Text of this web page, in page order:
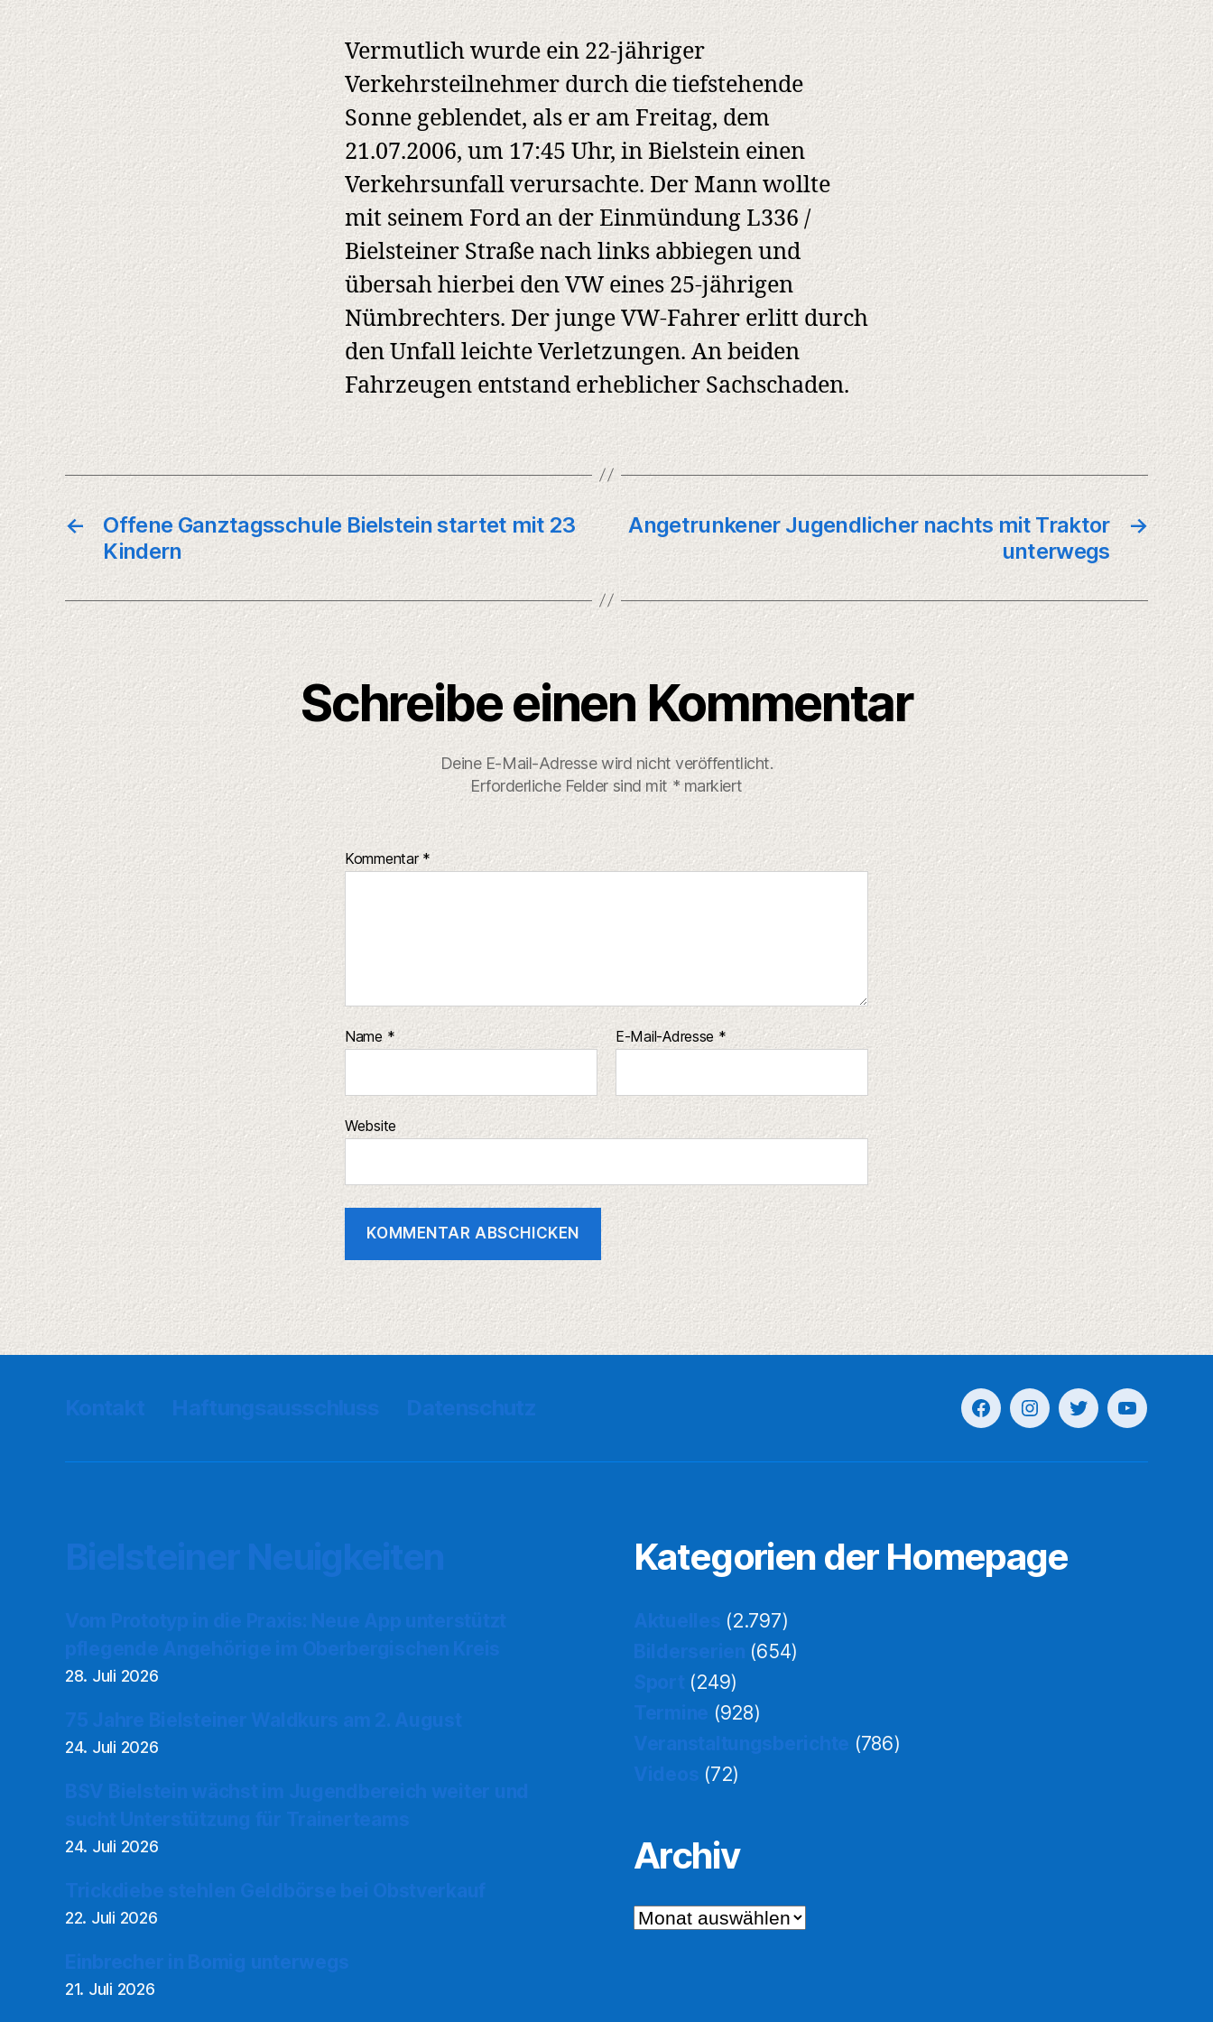
Vermutlich wurde ein 22-jähriger
Verkehrsteilnehmer durch die tiefstehende
Sonne geblendet, als er am Freitag, dem
21.07.2006, um 17:45 Uhr, in Bielstein einen
Verkehrsunfall verursachte. Der Mann wollte
mit seinem Ford an der Einmündung L336 /
Bielsteiner Straße nach links abbiegen und
übersah hierbei den VW eines 25-jährigen
Nümbrechters. Der junge VW-Fahrer erlitt durch
den Unfall leichte Verletzungen. An beiden
Fahrzeugen entstand erheblicher Sachschaden.
←
Offene Ganztagsschule Bielstein startet mit 23
Kindern
→
Angetrunkener Jugendlicher nachts mit Traktor
unterwegs
Schreibe einen Kommentar
Deine E-Mail-Adresse wird nicht veröffentlicht.
Erforderliche Felder sind mit *markiert
Kommentar*
Name * E-Mail-Adresse *
Website
28. Juli 2026
24. Juli 2026
24. Juli 2026
22. Juli 2026
21. Juli 2026
Kategorien der Homepage
(2.797)
(654)
(249)
(928)
(786)
(72)
Archiv
Archiv